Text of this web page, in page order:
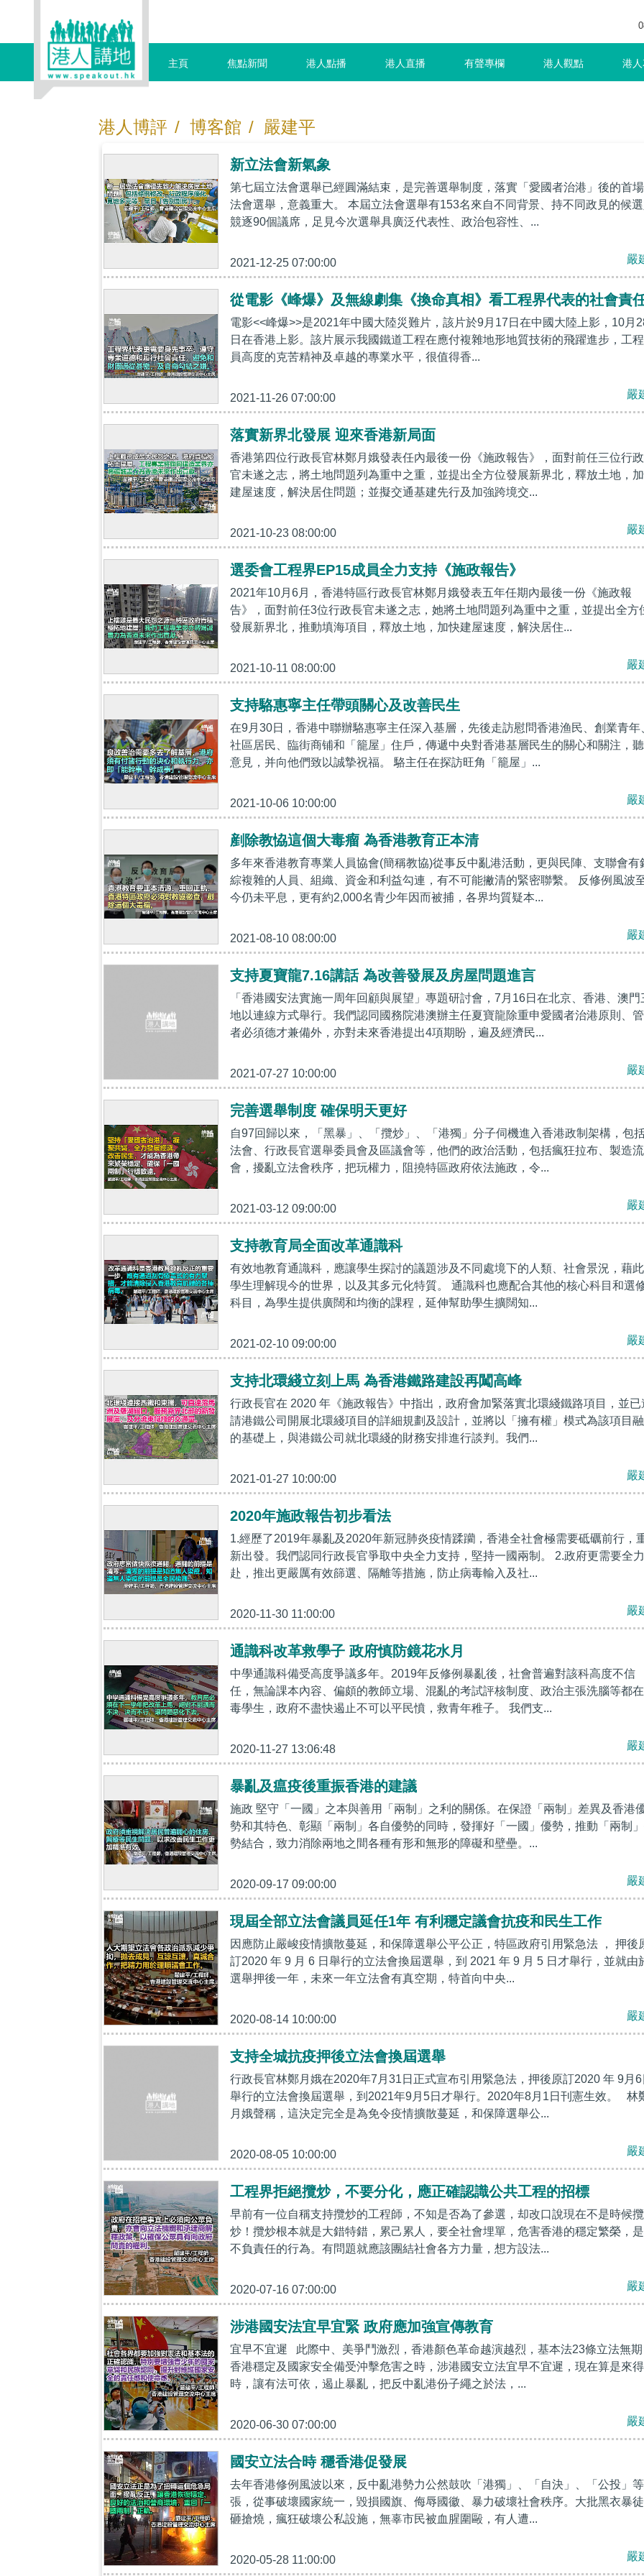
主頁 焦點新聞 港人點播 港人直播 有聲專欄 港人觀點 港
港人博評 / 博客館 / 嚴建平
新立法會新氣象
第七屆立法會選舉已經圓滿結束，是完善選舉制度，落實「愛國者治港」後的首
法會選舉，意義重大。 本屆立法會選舉有153名來自不同背景、持不同政見的候選
競逐90個議席，足見今次選舉具廣泛代表性、政治包容性、...
2021-12-25 07:00:00 嚴
從電影《峰爆》及無線劇集《換命真相》看工程界代表的社會責
電影<<峰爆>>是2021年中國大陸災難片，該片於9月17日在中國大陸上影，10月
日在香港上影。該片展示我國鐵道工程在應付複雜地形地質技術的飛躍進步，工程
員高度的克苦精神及卓越的專業水平，很值得香...
2021-11-26 07:00:00 嚴
落實新界北發展 迎來香港新局面
香港第四位行政長官林鄭月娥發表任內最後一份《施政報告》，面對前任三位行
官未遂之志，將土地問題列為重中之重，並提出全方位發展新界北，釋放土地，
建屋速度，解決居住問題；並擬交通基建先行及加強跨境交...
2021-10-23 08:00:00 嚴
選委會工程界EP15成員全力支持《施政報告》
2021年10月6月，香港特區行政長官林鄭月娥發表五年任期內最後一份《施政報
告》，面對前任3位行政長官未遂之志，她將土地問題列為重中之重，並提出全方
發展新界北，推動填海項目，釋放土地，加快建屋速度，解決居住...
2021-10-11 08:00:00 嚴
支持駱惠寧主任帶頭關心及改善民生
在9月30日，香港中聯辦駱惠寧主任深入基層，先後走訪慰問香港渔民、創業青年
社區居民、臨街商铺和「籠屋」住戶，傳遞中央對香港基層民生的關心和關注，
意見，并向他們致以誠摯祝福。 駱主任在探訪旺角「籠屋」...
2021-10-06 10:00:00 嚴
剷除教恊這個大毒瘤 為香港教育正本清
多年來香港教育專業人員協會(簡稱教協)從事反中亂港活動，更與民陣、支聯會有
綜複雜的人員、組織、資金和利益勾連，有不可能撇清的緊密聯繫。 反修例風波
今仍未平息，更有約2,000名青少年因而被捕，各界均質疑本...
2021-08-10 08:00:00 嚴
支持夏寶龍7.16講話 為改善發展及房屋問題進言
「香港國安法實施一周年回顧與展望」專題研討會，7月16日在北京、香港、澳門
地以連線方式舉行。我們認同國務院港澳辦主任夏寶龍除重申愛國者治港原則、
者必須德才兼備外，亦對未來香港提出4項期盼，遍及經濟民...
2021-07-27 10:00:00 嚴
完善選舉制度 確保明天更好
自97回歸以來，「黑暴」、「攬炒」、「港獨」分子伺機進入香港政制架構，包
法會、行政長官選舉委員會及區議會等，他們的政治活動，包括瘋狂拉布、製造流
會，擾亂立法會秩序，把玩權力，阻撓特區政府依法施政，令...
2021-03-12 09:00:00 嚴
支持教育局全面改革通識科
有效地教育通識科，應讓學生探討的議題涉及不同處境下的人類、社會景況，藉
學生理解現今的世界，以及其多元化特質。 通識科也應配合其他的核心科目和選
科目，為學生提供廣闊和均衡的課程，延伸幫助學生擴闊知...
2021-02-10 09:00:00 嚴
支持北環綫立刻上馬 為香港鐵路建設再闖高峰
行政長官在 2020 年《施政報告》中指出，政府會加緊落實北環綫鐵路項目，並已
請港鐵公司開展北環綫項目的詳細規劃及設計，並將以「擁有權」模式為該項目
的基礎上，與港鐵公司就北環綫的財務安排進行談判。我們...
2021-01-27 10:00:00 嚴
2020年施政報告初步看法
1.經歷了2019年暴亂及2020年新冠肺炎疫情蹂躪，香港全社會極需要砥礪前行，
新出發。我們認同行政長官爭取中央全力支持，堅持一國兩制。 2.政府更需要全
赴，推出更嚴厲有效篩選、隔離等措施，防止病毒輸入及社...
2020-11-30 11:00:00 嚴
通識科改革救學子 政府慎防鏡花水月
中學通識科備受高度爭議多年。2019年反修例暴亂後，社會普遍對該科高度不信
任，無論課本內容、偏頗的教師立場、混亂的考試評核制度、政治主張洗腦等都
毒學生，政府不盡快遏止不可以平民憤，救青年稚子。 我們支...
2020-11-27 13:06:48 嚴
暴亂及瘟疫後重振香港的建議
施政 堅守「一國」之本與善用「兩制」之利的關係。在保證「兩制」差異及香港
勢和其特色、彰顯「兩制」各自優勢的同時，發揮好「一國」優勢，推動「兩制
勢結合，致力消除兩地之間各種有形和無形的障礙和壁壘。...
2020-09-17 09:00:00 嚴
現屆全部立法會議員延任1年 有利穩定議會抗疫和民生工作
因應防止嚴峻疫情擴散蔓延，和保障選舉公平公正，特區政府引用緊急法 ， 押後
訂2020 年 9 月 6 日舉行的立法會換屆選舉，到 2021 年 9 月 5 日才舉行，並就由
選舉押後一年，未來一年立法會有真空期，特首向中央...
2020-08-14 10:00:00 嚴
支持全城抗疫押後立法會換屆選舉
行政長官林鄭月娥在2020年7月31日正式宣布引用緊急法，押後原訂2020 年 9月6
舉行的立法會換屆選舉，到2021年9月5日才舉行。2020年8月1日刊憲生效。 林
月娥聲稱，這決定完全是為免令疫情擴散蔓延，和保障選舉公...
2020-08-05 10:00:00 嚴
工程界拒絕攬炒，不要分化，應正確認識公共工程的招標
早前有一位自稱支持攬炒的工程師，不知是否為了參選，却改口說現在不是時候攬
炒！攬炒根本就是大錯特錯，累己累人，要全社會埋單，危害香港的穩定繁榮，
不負責任的行為。有問題就應該團結社會各方力量，想方設法...
2020-07-16 07:00:00 嚴
涉港國安法宜早宜緊 政府應加強宣傳教育
宜早不宜遲 此際中、美爭鬥激烈，香港顏色革命越演越烈，基本法23條立法無期
香港穩定及國家安全備受沖擊危害之時，涉港國安立法宜早不宜遲，現在算是來得
時，讓有法可依，遏止暴亂，把反中亂港份子繩之於法，...
2020-06-30 07:00:00 嚴
國安立法合時 穩香港促發展
去年香港修例風波以來，反中亂港勢力公然鼓吹「港獨」、「自決」、「公投」
張，從事破壞國家統一，毀損國旗、侮辱國徽、暴力破壞社會秩序。大批黑衣暴
砸搶燒，瘋狂破壞公私設施，無辜市民被血腥圍毆，有人遭...
2020-05-28 11:00:00 嚴